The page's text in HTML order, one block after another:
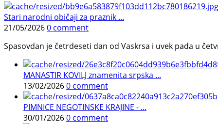
Stari narodni običaji za praznik ...
21/05/20260 comment
Spasovdan je četrdeseti dan od Vaskrsa i uvek pada u
MANASTIR KOVILJ znamenita srpska ...
13/02/20260 comment
PIMNICE NEGOTINSKE KRAJINE - ...
30/01/20260 comment